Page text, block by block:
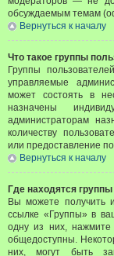
обсуждаемым темам
Вернуться к началу
Что такое группы
Группы
управляемые
может состоять в
назначены
администраторам
количеству
или предоставление
Вернуться к началу
Где находятся
Вы можете получить
ссылке «Группы» в
одну из них, нажмите
общедоступны.
них, могут быть